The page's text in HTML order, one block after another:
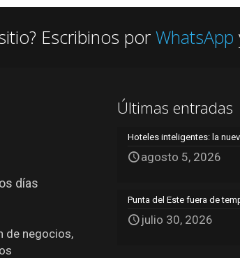
Escribinos por WhatsApp
días
de negocios,
Últimas entradas
Hoteles inteligentes: la
agosto 5, 2026
Punta del Este fuera de
julio 30, 2026